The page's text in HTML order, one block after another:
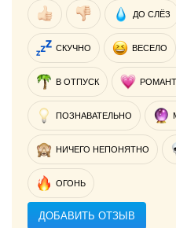
ДО СЛЁЗ
СКУЧНО ВЕСЕЛО
В ОТПУСК
ПОЗНАВАТЕЛЬНО
НИЧЕГО НЕПОНЯТНО
ОГОНЬ
ДОБАВИТЬ ОТЗЫВ